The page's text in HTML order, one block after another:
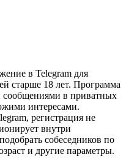
в Telegram для
старше 18 лет. Программа
сообщениями в приватных
интересами.
регистрация не
внутри
собеседников по
и другие параметры.